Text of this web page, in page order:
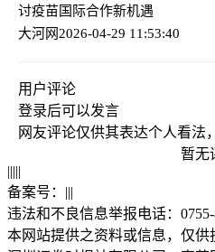
讨疫苗国际合作新机遇
大河网2026-04-29 11:53:40
用户评论
登录后可以发言
网友评论仅供其表达个人看法
暂无
|||||
备案号： |||
违法和不良信息举报电话：0755-
本网站提供之资料或信息，仅